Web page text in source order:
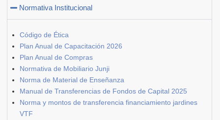
Normativa Institucional
Código de Ética
Plan Anual de Capacitación 2026
Plan Anual de Compras
Normativa de Mobiliario Junji
Norma de Material de Enseñanza
Manual de Transferencias de Fondos de Capital 2025
Norma y montos de transferencia financiamiento jardines
VTF